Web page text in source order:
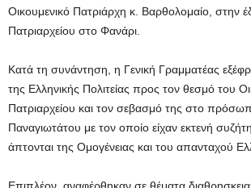
Οικουμενικό Πατριάρχη κ. Βαρθολομαίο, στην
Πατριαρχείου στο Φανάρι.
Κατά τη συνάντηση, η Γενική Γραμματέας
της Ελληνικής Πολιτείας προς τον θεσμό του
Πατριαρχείου και τον σεβασμό της στο
Παναγιωτάτου με τον οποίο είχαν εκτενή
άπτονται της Ομογένειας και του απανταχού